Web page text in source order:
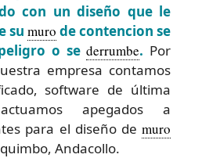
con un diseño que le
su muro de contencion se
o sederrumbe. Por
empresa contamos
software de última
apegados a
para el diseño de muro
Andacollo.